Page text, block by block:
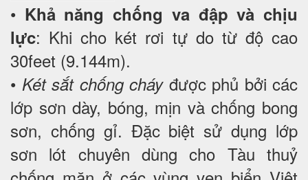
• Khả năng chống va đập và chịu
lực: Khi cho két rơi tự do từ độ cao
30feet (9.144m).
• Két sắt chống cháyđược phủ bởi các
lớp sơn dày, bóng, mịn và chống bong
sơn, chống gỉ. Đặc biệt sử dụng lớp
sơn lót chuyên dùng cho Tàu thuỷ